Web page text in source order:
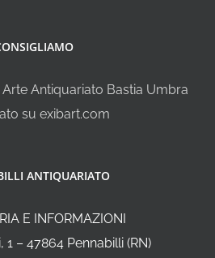
Antiquariato Bastia Umbra
su exibart.com
ANTIQUARIATO
E INFORMAZIONI
1 – 47864 Pennabilli (RN)